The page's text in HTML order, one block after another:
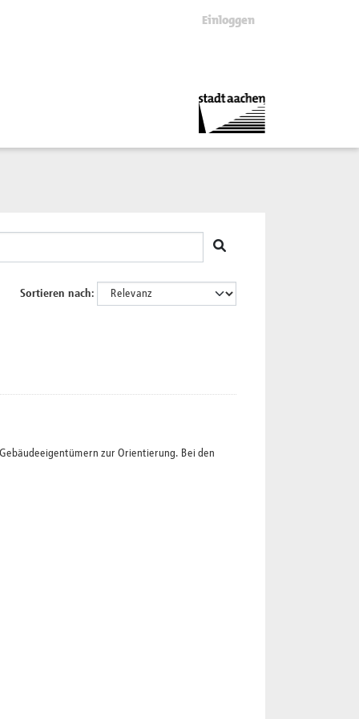
Einloggen
Sortieren nach
zur Orientierung. Bei den